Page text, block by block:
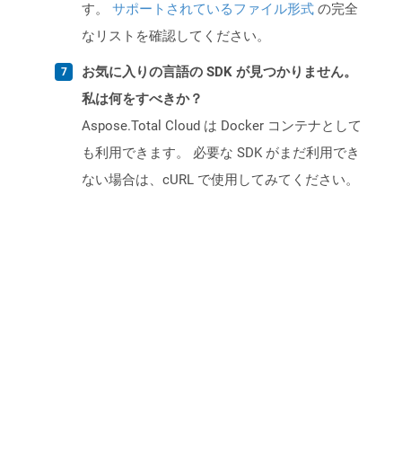
す。 サポートされているファイル形式 の完全
なリストを確認してください。
お気に入りの言語の SDK が見つかりません。
私は何をすべきか？
Aspose.Total Cloud は Docker コンテナとして
も利用できます。 必要な SDK がまだ利用でき
ない場合は、cURL で使用してみてください。